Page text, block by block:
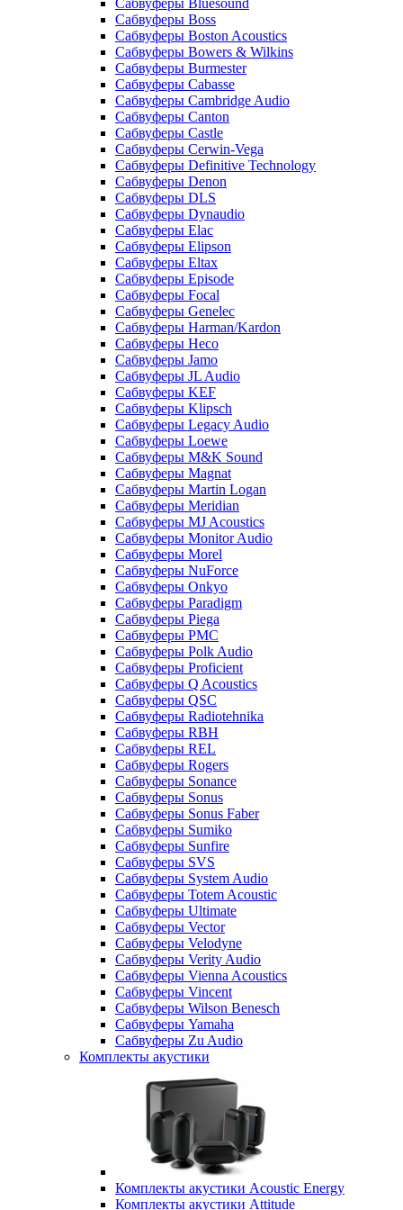
Сабвуферы Bluesound
Сабвуферы Boss
Сабвуферы Boston Acoustics
Сабвуферы Bowers & Wilkins
Сабвуферы Burmester
Сабвуферы Cabasse
Сабвуферы Cambridge Audio
Сабвуферы Canton
Сабвуферы Castle
Сабвуферы Cerwin-Vega
Сабвуферы Definitive Technology
Сабвуферы Denon
Сабвуферы DLS
Сабвуферы Dynaudio
Сабвуферы Elac
Сабвуферы Elipson
Сабвуферы Eltax
Сабвуферы Episode
Сабвуферы Focal
Сабвуферы Genelec
Сабвуферы Harman/Kardon
Сабвуферы Heco
Сабвуферы Jamo
Сабвуферы JL Audio
Сабвуферы KEF
Сабвуферы Klipsch
Сабвуферы Legacy Audio
Сабвуферы Loewe
Сабвуферы M&K Sound
Сабвуферы Magnat
Сабвуферы Martin Logan
Сабвуферы Meridian
Сабвуферы MJ Acoustics
Сабвуферы Monitor Audio
Сабвуферы Morel
Сабвуферы NuForce
Сабвуферы Onkyo
Сабвуферы Paradigm
Сабвуферы Piega
Сабвуферы PMC
Сабвуферы Polk Audio
Сабвуферы Proficient
Сабвуферы Q Acoustics
Сабвуферы QSC
Сабвуферы Radiotehnika
Сабвуферы RBH
Сабвуферы REL
Сабвуферы Rogers
Сабвуферы Sonance
Сабвуферы Sonus
Сабвуферы Sonus Faber
Сабвуферы Sumiko
Сабвуферы Sunfire
Сабвуферы SVS
Сабвуферы System Audio
Сабвуферы Totem Acoustic
Сабвуферы Ultimate
Сабвуферы Vector
Сабвуферы Velodyne
Сабвуферы Verity Audio
Сабвуферы Vienna Acoustics
Сабвуферы Vincent
Сабвуферы Wilson Benesch
Сабвуферы Yamaha
Сабвуферы Zu Audio
Комплекты акустики
Комплекты акустики Acoustic Energy
Комплекты акустики Attitude